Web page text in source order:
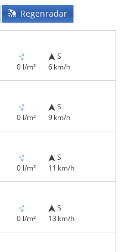
Regenradar
0 l/m²
S
6 km/h
0 l/m²
S
9 km/h
0 l/m²
S
11 km/h
0 l/m²
S
13 km/h